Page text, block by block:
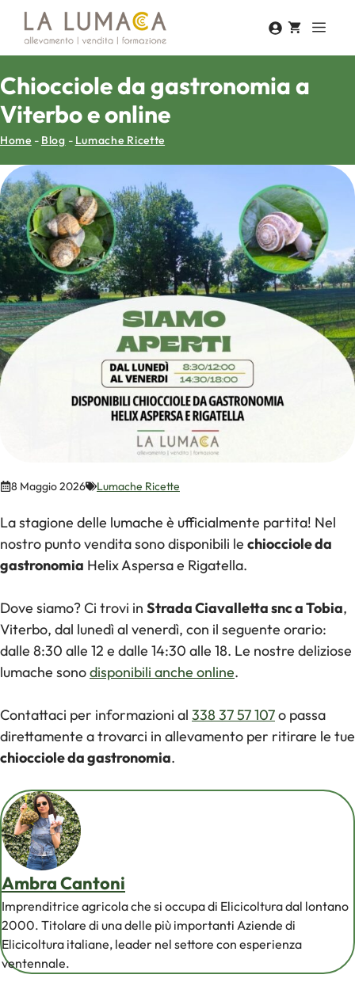
contenuto
Chiocciole da gastronomia a
Viterbo e online
Home - Blog - Lumache Ricette
8 Maggio 2026 Lumache Ricette
La stagione delle lumache è ufficialmente partita! Nel
nostro punto vendita sono disponibili le chiocciole da
gastronomia Helix Aspersa e Rigatella.
Dove siamo? Ci trovi in Strada Ciavalletta snc a Tobia,
Viterbo, dal lunedì al venerdì, con il seguente orario:
dalle 8:30 alle 12 e dalle 14:30 alle 18. Le nostre deliziose
lumache sonodisponibili anche online.
Contattaci per informazioni al 338 37 57 107o passa
direttamente a trovarci in allevamento per ritirare le tue
chiocciole da gastronomia.
Ambra Cantoni
Imprenditrice agricola che si occupa di Elicicoltura dal lontano
2000. Titolare di una delle più importanti Aziende di
Elicicoltura italiane, leader nel settore con esperienza
ventennale.